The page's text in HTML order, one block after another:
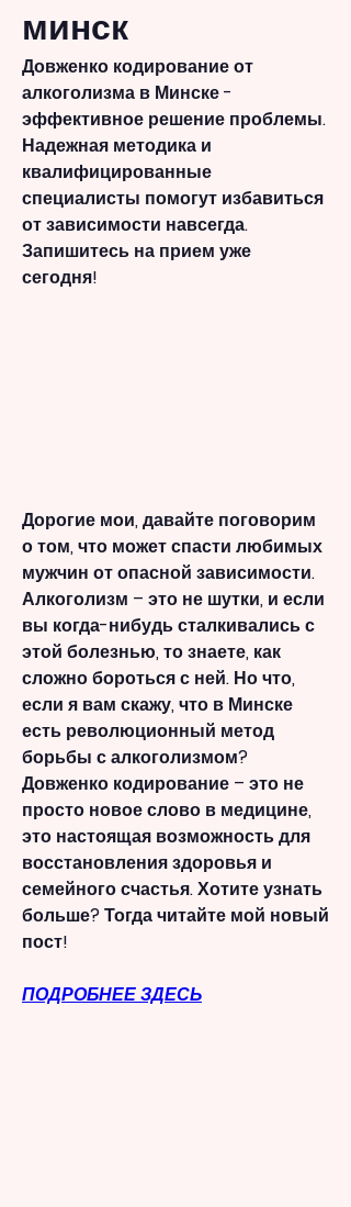
минск
Довженко кодирование от
алкоголизма в Минске -
эффективное решение проблемы.
Надежная методика и
квалифицированные
специалисты помогут избавиться
от зависимости навсегда.
Запишитесь на прием уже
сегодня!
Дорогие мои, давайте поговорим
о том, что может спасти любимых
мужчин от опасной зависимости.
Алкоголизм – это не шутки, и если
вы когда-нибудь сталкивались с
этой болезнью, то знаете, как
сложно бороться с ней. Но что,
если я вам скажу, что в Минске
есть революционный метод
борьбы с алкоголизмом?
Довженко кодирование – это не
просто новое слово в медицине,
это настоящая возможность для
восстановления здоровья и
семейного счастья. Хотите узнать
больше? Тогда читайте мой новый
пост!
ПОДРОБНЕЕ ЗДЕСЬ